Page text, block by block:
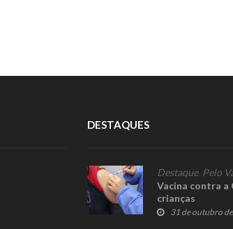
DESTAQUES
Destaque, Pelo
Vacina contra a
crianças
31 de outubro